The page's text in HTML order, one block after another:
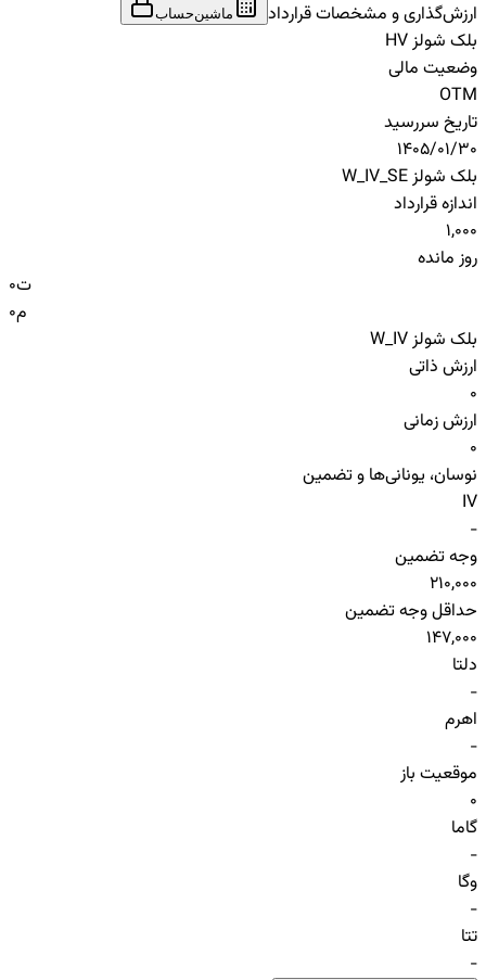
ارزش‌گذاری و مشخصات قرارداد
ماشین‌حساب
بلک شولز HV
وضعیت مالی
OTM
تاریخ سررسید
1405/01/30
بلک شولز W_IV_SE
اندازه قرارداد
1,000
روز مانده
0ت
0م
بلک شولز W_IV
ارزش ذاتی
0
ارزش زمانی
0
نوسان، یونانی‌ها و تضمین
IV
-
وجه تضمین
210,000
حداقل وجه تضمین
147,000
دلتا
-
اهرم
-
موقعیت باز
0
گاما
-
وگا
-
تتا
-